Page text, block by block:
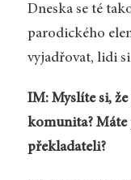
Dneska se té
parodického
vyjadřovat, lidi
IM: Myslíte si,
komunita? Máte
překladateli?